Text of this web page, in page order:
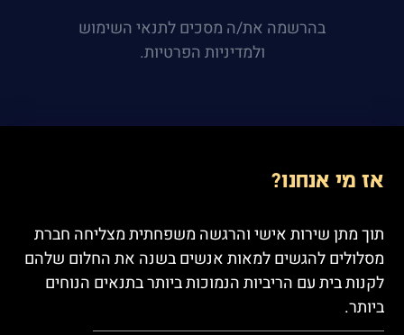
בהרשמה את/ה מסכים לתנאי השימוש
ולמדיניות הפרטיות.
אז מי אנחנו?
תוך מתן שירות אישי והרגשה משפחתית מצליחה חברת
מסלולים להגשים למאות אנשים בשנה את החלום שלהם
לקנות בית עם הריביות הנמוכות ביותר בתנאים הנוחים
ביותר.